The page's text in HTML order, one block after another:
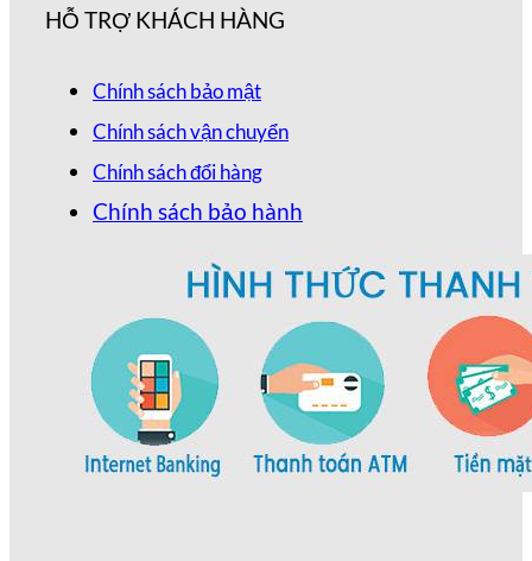
HỖ TRỢ KHÁCH HÀNG
Chính sách bảo mật
Chính sách vận chuyển
Chính sách đổi hàng
Chính sách bảo hành